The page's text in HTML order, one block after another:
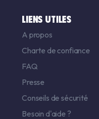
LIENS UTILES
A propos
Charte de confiance
FAQ
Presse
Conseils de sécurité
Besoin d'aide ?